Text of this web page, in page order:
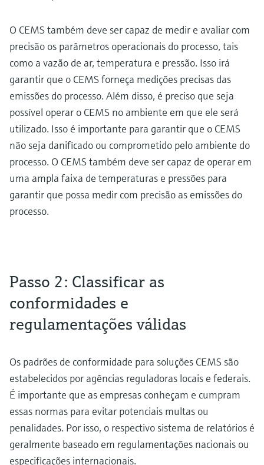
O CEMS também deve ser capaz de medir e avaliar com
precisão os parâmetros operacionais do processo, tais
como a vazão de ar, temperatura e pressão. Isso irá
garantir que o CEMS forneça medições precisas das
emissões do processo. Além disso, é preciso que seja
possível operar o CEMS no ambiente em que ele será
utilizado. Isso é importante para garantir que o CEMS
não seja danificado ou comprometido pelo ambiente do
processo. O CEMS também deve ser capaz de operar em
uma ampla faixa de temperaturas e pressões para
garantir que possa medir com precisão as emissões do
processo.
Passo 2: Classificar as
conformidades e
regulamentações válidas
Os padrões de conformidade para soluções CEMS são
estabelecidos por agências reguladoras locais e federais.
É importante que as empresas conheçam e cumpram
essas normas para evitar potenciais multas ou
penalidades. Por isso, o respectivo sistema de relatórios é
geralmente baseado em regulamentações nacionais ou
especificações internacionais.